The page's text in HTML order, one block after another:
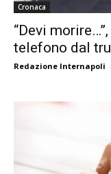
Cronaca
“Devi
telefono dal
Redazione Internapoli -